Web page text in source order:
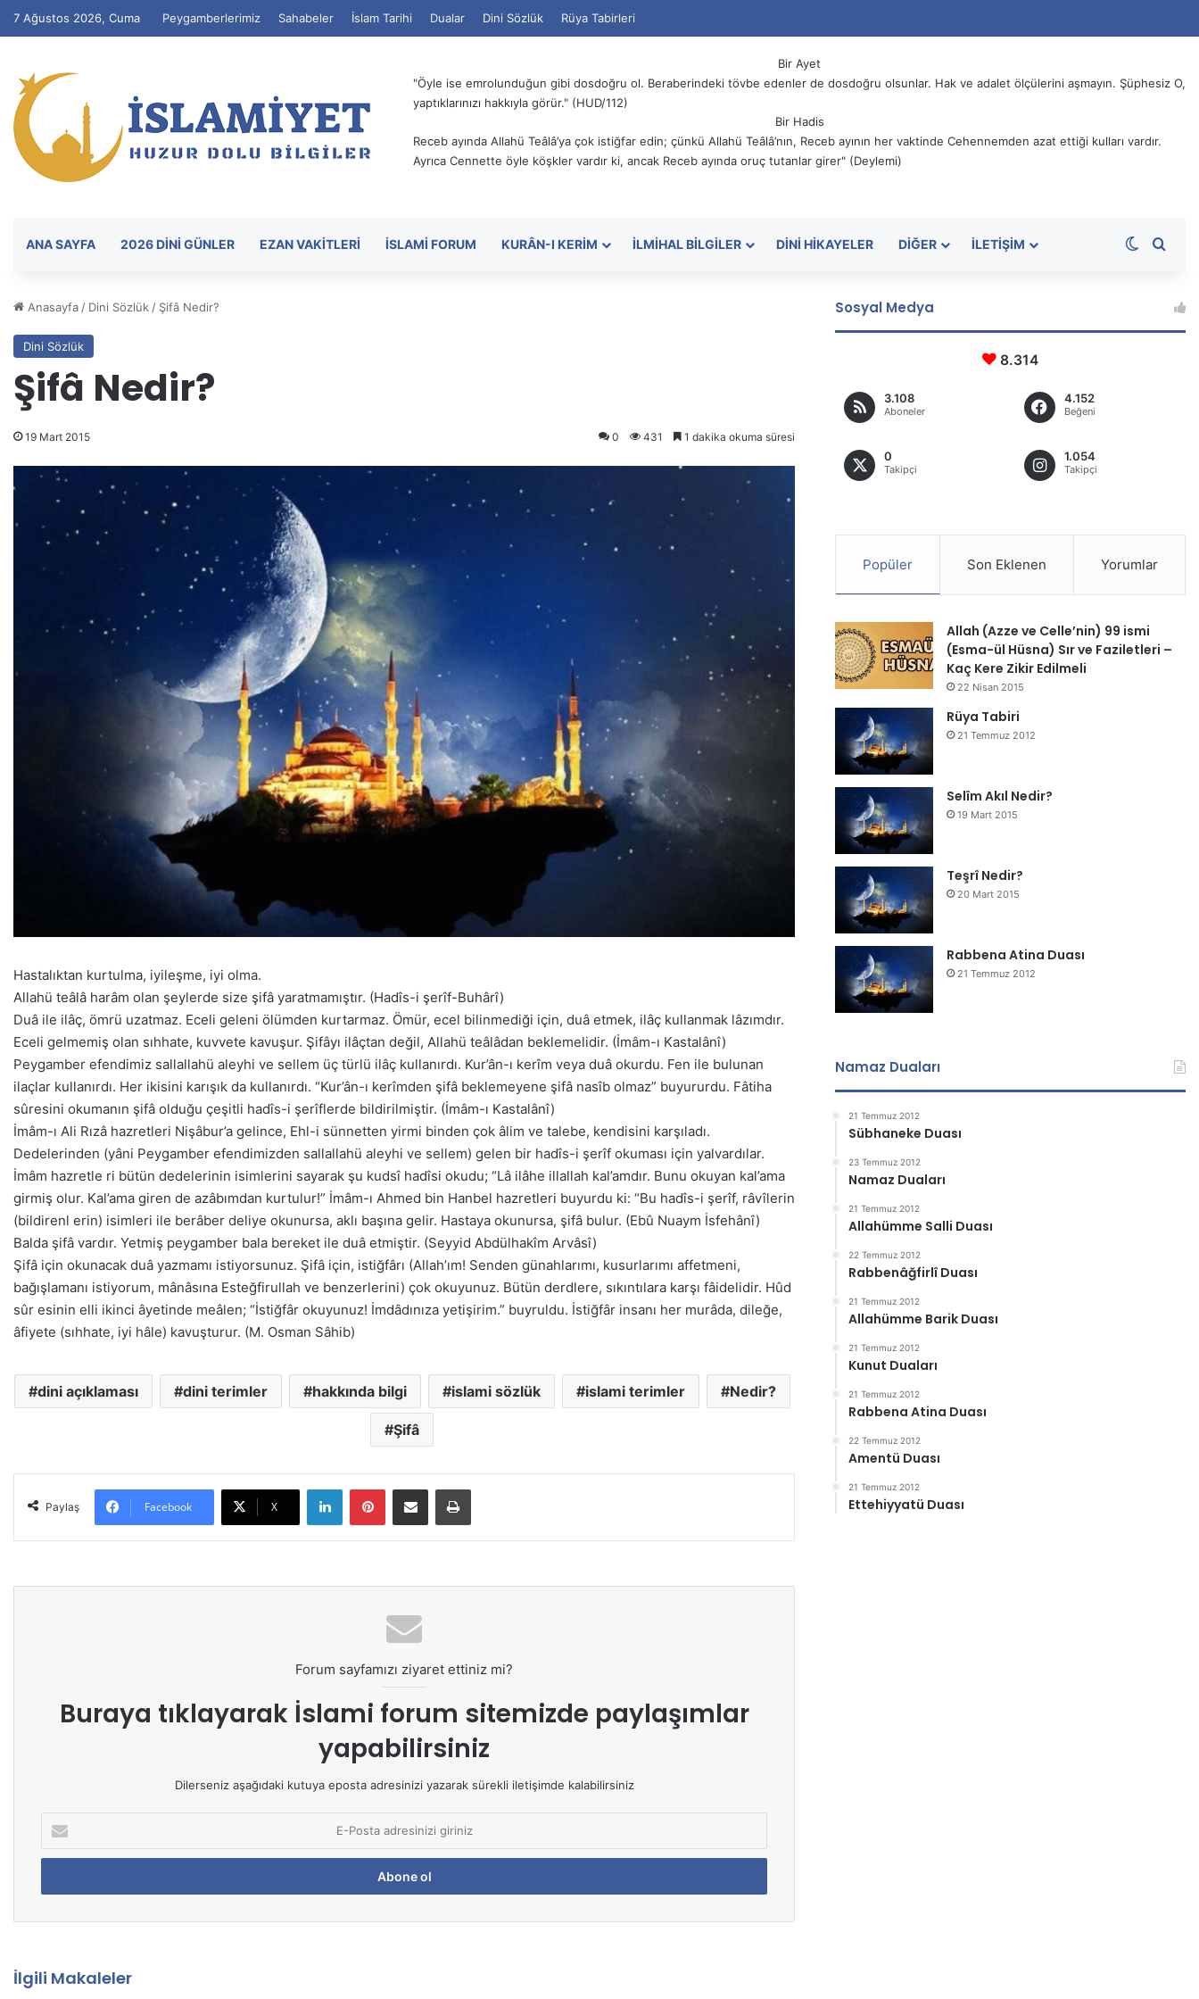
7 Ağustos 2026, Cuma Peygamberlerimiz Sahabeler İslam Tarihi Dualar Dini Sözlük Rüya Tabirleri
Bir Ayet
"Öyle ise emrolunduğun gibi dosdoğru ol. Beraberindeki tövbe edenler de dosdoğru olsunlar. Hak ve adalet ölçülerini aşmayın. Şüphesiz O,
yaptıklarınızı hakkıyla görür." (HUD/112)
Bir Hadis
Receb ayında Allahü Teâlâ’ya çok istiğfar edin; çünkü Allahü Teâlâ’nın, Receb ayının her vaktinde Cehennemden azat ettiği kulları vardır.
Ayrıca Cennette öyle köşkler vardır ki, ancak Receb ayında oruç tutanlar girer" (Deylemi)
ANA SAYFA 2026 DİNİ GÜNLER EZAN VAKITLERI İSLAMI FORUM KURÂN-I KERIM İLMIHAL BILGILER DINI HIKAYELER DIĞER İLETIŞIM Dış
Anasayfa / Dini Sözlük / Şifâ Nedir?
Dini Sözlük
Şifâ Nedir?
19 Mart 2015 0 431 1 dakika okuma süresi
Hastalıktan kurtulma, iyileşme, iyi olma.
Allahü teâlâ harâm olan şeylerde size şifâ yaratmamıştır. (Hadîs-i şerîf-Buhârî)
Duâ ile ilâç, ömrü uzatmaz. Eceli geleni ölümden kurtarmaz. Ömür, ecel bilinmediği için, duâ etmek, ilâç kullanmak lâzımdır.
Eceli gelmemiş olan sıhhate, kuvvete kavuşur. Şifâyı ilâçtan değil, Allahü teâlâdan beklemelidir. (İmâm-ı Kastalânî)
Peygamber efendimiz sallallahü aleyhi ve sellem üç türlü ilâç kullanırdı. Kur’ân-ı kerîm veya duâ okurdu. Fen ile bulunan
ilaçlar kullanırdı. Her ikisini karışık da kullanırdı. “Kur’ân-ı kerîmden şifâ beklemeyene şifâ nasîb olmaz” buyururdu. Fâtiha
sûresini okumanın şifâ olduğu çeşitli hadîs-i şerîflerde bildirilmiştir. (İmâm-ı Kastalânî)
İmâm-ı Ali Rızâ hazretleri Nişâbur’a gelince, Ehl-i sünnetten yirmi binden çok âlim ve talebe, kendisini karşıladı.
Dedelerinden (yâni Peygamber efendimizden sallallahü aleyhi ve sellem) gelen bir hadîs-i şerîf okuması için yalvardılar.
İmâm hazretle ri bütün dedelerinin isimlerini sayarak şu kudsî hadîsi okudu; “Lâ ilâhe illallah kal’amdır. Bunu okuyan kal’ama
girmiş olur. Kal’ama giren de azâbımdan kurtulur!” İmâm-ı Ahmed bin Hanbel hazretleri buyurdu ki: “Bu hadîs-i şerîf, râvîlerin
(bildirenl erin) isimleri ile berâber deliye okunursa, aklı başına gelir. Hastaya okunursa, şifâ bulur. (Ebû Nuaym İsfehânî)
Balda şifâ vardır. Yetmiş peygamber bala bereket ile duâ etmiştir. (Seyyid Abdülhakîm Arvâsî)
Şifâ için okunacak duâ yazmamı istiyorsunuz. Şifâ için, istiğfârı (Allah’ım! Senden günahlarımı, kusurlarımı affetmeni,
bağışlamanı istiyorum, mânâsına Esteğfirullah ve benzerlerini) çok okuyunuz. Bütün derdlere, sıkıntılara karşı fâidelidir. Hûd
sûr esinin elli ikinci âyetinde meâlen; “İstiğfâr okuyunuz! İmdâdınıza yetişirim.” buyruldu. İstiğfâr insanı her murâda, dileğe,
âfiyete (sıhhate, iyi hâle) kavuşturur. (M. Osman Sâhib)
dini açıklaması dini terimler hakkında bilgi islami sözlük islami terimler Nedir?
Şifâ
Paylaş Facebook X
Forum sayfamızı ziyaret ettiniz mi?
Buraya tıklayarak İslami forum sitemizde paylaşımlar
yapabilirsiniz
Dilerseniz aşağıdaki kutuya eposta adresinizi yazarak sürekli iletişimde kalabilirsiniz
P
s
d
İlgili Makaleler
Sosyal Medya
8.314
3.108
Aboneler
4.152
Beğeni
0
Takipçi
1.054
Takipçi
Popüler Son Eklenen Yorumlar
Allah (Azze ve Celle’nin) 99 ismi
(Esma-ül Hüsna) Sır ve Faziletleri –
Kaç Kere Zikir Edilmeli
22 Nisan 2015
Rüya Tabiri
21 Temmuz 2012
Selîm Akıl Nedir?
19 Mart 2015
Teşrî Nedir?
20 Mart 2015
Rabbena Atina Duası
21 Temmuz 2012
Namaz Duaları
21 Temmuz 2012
Sübhaneke Duası
23 Temmuz 2012
Namaz Duaları
21 Temmuz 2012
Allahümme Salli Duası
22 Temmuz 2012
Rabbenâğfirlî Duası
21 Temmuz 2012
Allahümme Barik Duası
21 Temmuz 2012
Kunut Duaları
21 Temmuz 2012
Rabbena Atina Duası
22 Temmuz 2012
Amentü Duası
21 Temmuz 2012
Ettehiyyatü Duası